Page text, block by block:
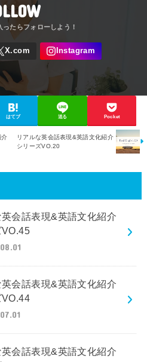
はてブ 送る Pocket
介
リアルな英会話表現&英語文化紹介
シリーズVO.20
英会話表現&英語文化紹介
VO.45
英会話表現&英語文化紹介
VO.44
英会話表現&英語文化紹介